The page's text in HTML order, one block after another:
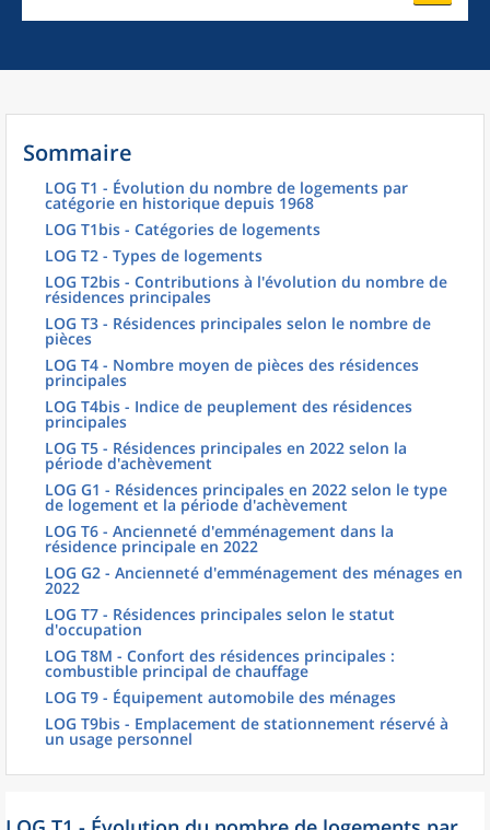
Sommaire
LOG T1 - Évolution du nombre de logements par
catégorie en historique depuis 1968
LOG T1bis - Catégories de logements
LOG T2 - Types de logements
LOG T2bis - Contributions à l'évolution du nombre de
résidences principales
LOG T3 - Résidences principales selon le nombre de
pièces
LOG T4 - Nombre moyen de pièces des résidences
principales
LOG T4bis - Indice de peuplement des résidences
principales
LOG T5 - Résidences principales en 2022 selon la
période d'achèvement
LOG G1 - Résidences principales en 2022 selon le type
de logement et la période d'achèvement
LOG T6 - Ancienneté d'emménagement dans la
résidence principale en 2022
LOG G2 - Ancienneté d'emménagement des ménages en
2022
LOG T7 - Résidences principales selon le statut
d'occupation
LOG T8M - Confort des résidences principales :
combustible principal de chauffage
LOG T9 - Équipement automobile des ménages
LOG T9bis - Emplacement de stationnement réservé à
un usage personnel